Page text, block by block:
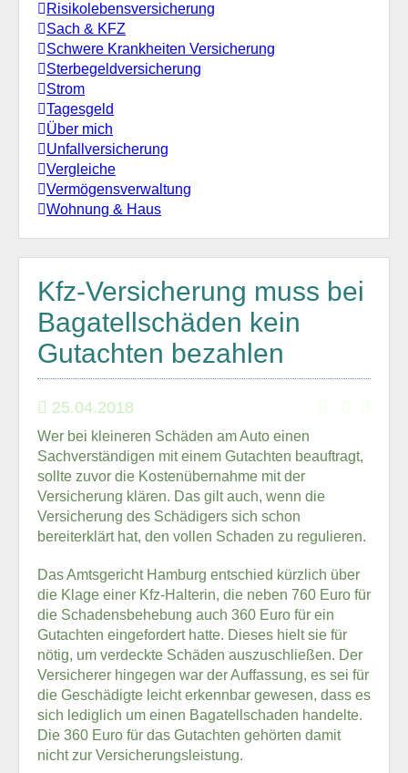
Risikolebensversicherung
Sach & KFZ
Schwere Krankheiten Versicherung
Sterbegeldversicherung
Strom
Tagesgeld
Über mich
Unfallversicherung
Vergleiche
Vermögensverwaltung
Wohnung & Haus
Kfz-Versicherung muss bei
Bagatellschäden kein
Gutachten bezahlen
25.04.2018
Wer bei kleineren Schäden am Auto einen
Sachverständigen mit einem Gutachten beauftragt,
sollte zuvor die Kostenübernahme mit der
Versicherung klären. Das gilt auch, wenn die
Versicherung des Schädigers sich schon
bereiterklärt hat, den vollen Schaden zu regulieren.
Das Amtsgericht Hamburg entschied kürzlich über
die Klage einer Kfz-Halterin, die neben 760 Euro für
die Schadensbehebung auch 360 Euro für ein
Gutachten eingefordert hatte. Dieses hielt sie für
nötig, um verdeckte Schäden auszuschließen. Der
Versicherer hingegen war der Auffassung, es sei für
die Geschädigte leicht erkennbar gewesen, dass es
sich lediglich um einen Bagatellschaden handelte.
Die 360 Euro für das Gutachten gehörten damit
nicht zur Versicherungsleistung.